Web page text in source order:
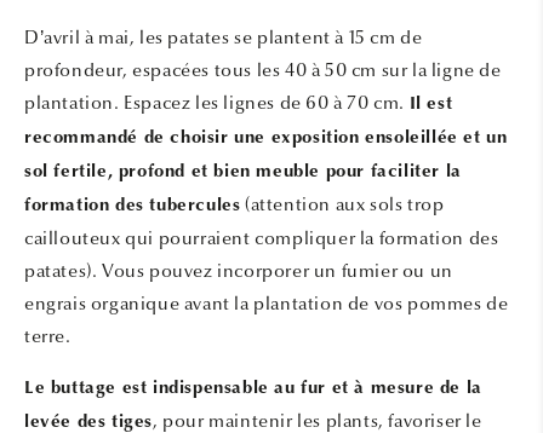
D’avril à mai, les patates se plantent à 15 cm de
profondeur, espacées tous les 40 à 50 cm sur la ligne de
plantation. Espacez les lignes de 60 à 70 cm.
Il est
recommandé de choisir une exposition ensoleillée et un
sol fertile, profond et bien meuble pour faciliter la
formation des tubercules (attention aux sols trop
caillouteux qui pourraient compliquer la formation des
patates). Vous pouvez incorporer un fumier ou un
engrais organique avant la plantation de vos pommes de
terre.
Le buttage est indispensable au fur et à mesure de la
levée des tiges, pour maintenir les plants, favoriser le